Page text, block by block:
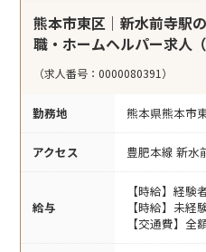
熊本市東区｜新水前寺駅
職・ホームヘルパー求人（
（求人番号：0000080391）
勤務地 熊本県熊本市
アクセス 豊肥本線 新水
給与
【時給】経験
【時給】未経
【交通費】全